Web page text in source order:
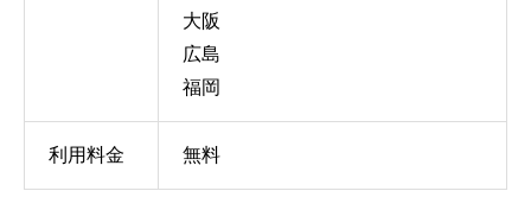
大阪
広島
福岡
利用料金 無料